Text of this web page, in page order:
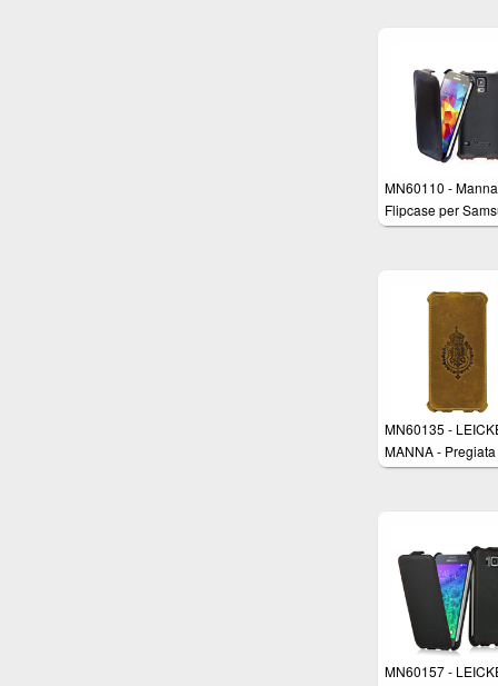
MN60110 - Manna
Flipcase per
Galaxy S5 -
cuciture Rosse
mano - Colore
MN60135 -
MANNA - Pregiata
custodia protettiva
marrone con
rifinite a mano -
Imbottitura interna
Micro-Pile
MN60157 -